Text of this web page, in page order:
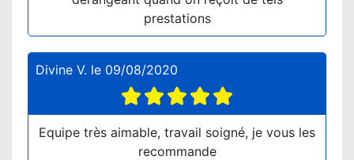
prestations
Divine V. le 09/08/2020
Equipe très aimable, travail soigné, je vous les
recommande